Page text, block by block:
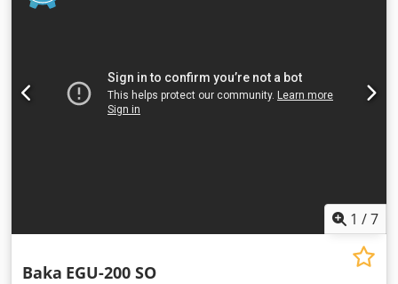
1 /7
Baka EGU-200 SO